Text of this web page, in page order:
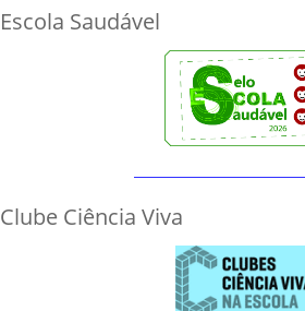
Escola Saudável
Clube Ciência Viva